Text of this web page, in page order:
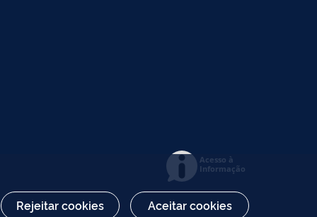
Acesso à
Informação
Rejeitar cookies Aceitar cookies